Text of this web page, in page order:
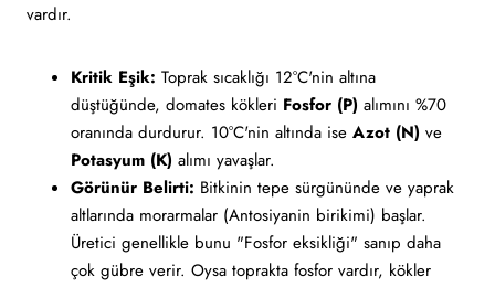
vardır.
Kritik Eşik: Toprak sıcaklığı 12°C'nin altına
düştüğünde, domates kökleri Fosfor (P) alımını %70
oranında durdurur. 10°C'nin altında ise Azot (N) ve
Potasyum (K) alımı yavaşlar.
Görünür Belirti: Bitkinin tepe sürgününde ve yaprak
altlarında morarmalar (Antosiyanin birikimi) başlar.
Üretici genellikle bunu "Fosfor eksikliği" sanıp daha
çok gübre verir. Oysa toprakta fosfor vardır, kökler